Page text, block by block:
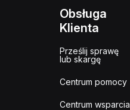
Obsługa
Klienta
Prześlij sprawę
lub skargę
Centrum pomocy
Centrum wsparcia